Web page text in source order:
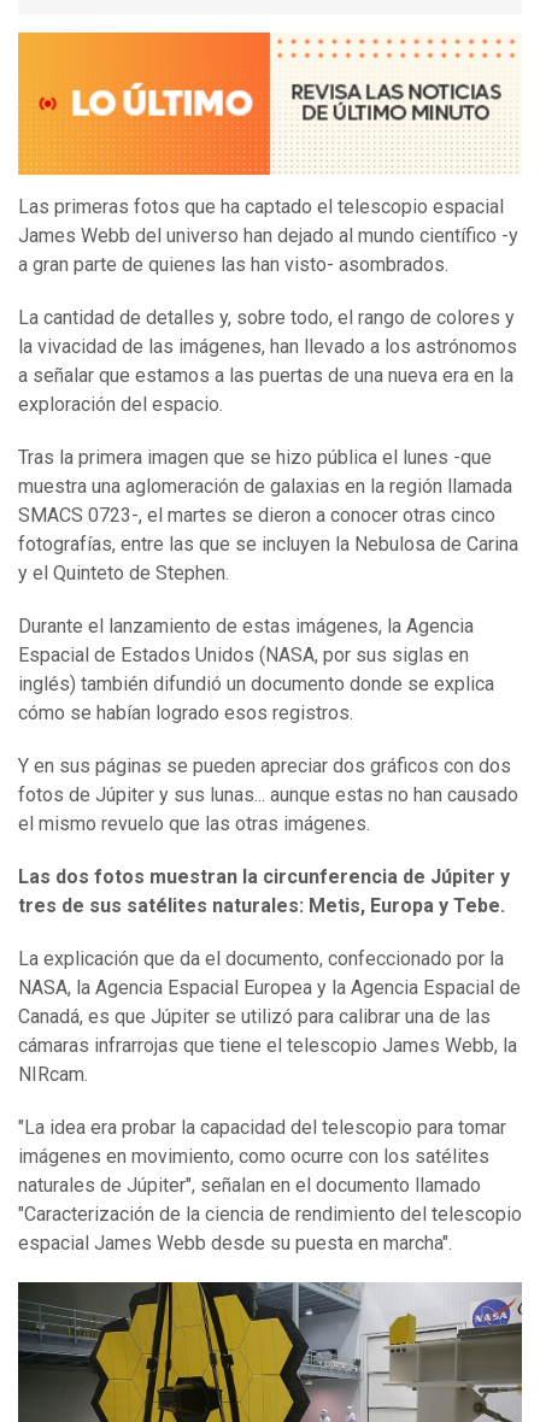
Las primeras fotos que ha captado el telescopio espacial
James Webb del universo han dejado al mundo científico -y
a gran parte de quienes las han visto- asombrados.
La cantidad de detalles y, sobre todo, el rango de colores y
la vivacidad de las imágenes, han llevado a los astrónomos
a señalar que estamos a las puertas de una nueva era en la
exploración del espacio.
Tras la primera imagen que se hizo pública el lunes -que
muestra una aglomeración de galaxias en la región llamada
SMACS 0723-, el martes se dieron a conocer otras cinco
fotografías, entre las que se incluyen la Nebulosa de Carina
y el Quinteto de Stephen.
Durante el lanzamiento de estas imágenes, la Agencia
Espacial de Estados Unidos (NASA, por sus siglas en
inglés) también difundió un documento donde se explica
cómo se habían logrado esos registros.
Y en sus páginas se pueden apreciar dos gráficos con dos
fotos de Júpiter y sus lunas... aunque estas no han causado
el mismo revuelo que las otras imágenes.
Las dos fotos muestran la circunferencia de Júpiter y
tres de sus satélites naturales: Metis, Europa y Tebe.
La explicación que da el documento, confeccionado por la
NASA, la Agencia Espacial Europea y la Agencia Espacial de
Canadá, es que Júpiter se utilizó para calibrar una de las
cámaras infrarrojas que tiene el telescopio James Webb, la
NIRcam.
"La idea era probar la capacidad del telescopio para tomar
imágenes en movimiento, como ocurre con los satélites
naturales de Júpiter", señalan en el documento llamado
"Caracterización de la ciencia de rendimiento del telescopio
espacial James Webb desde su puesta en marcha".